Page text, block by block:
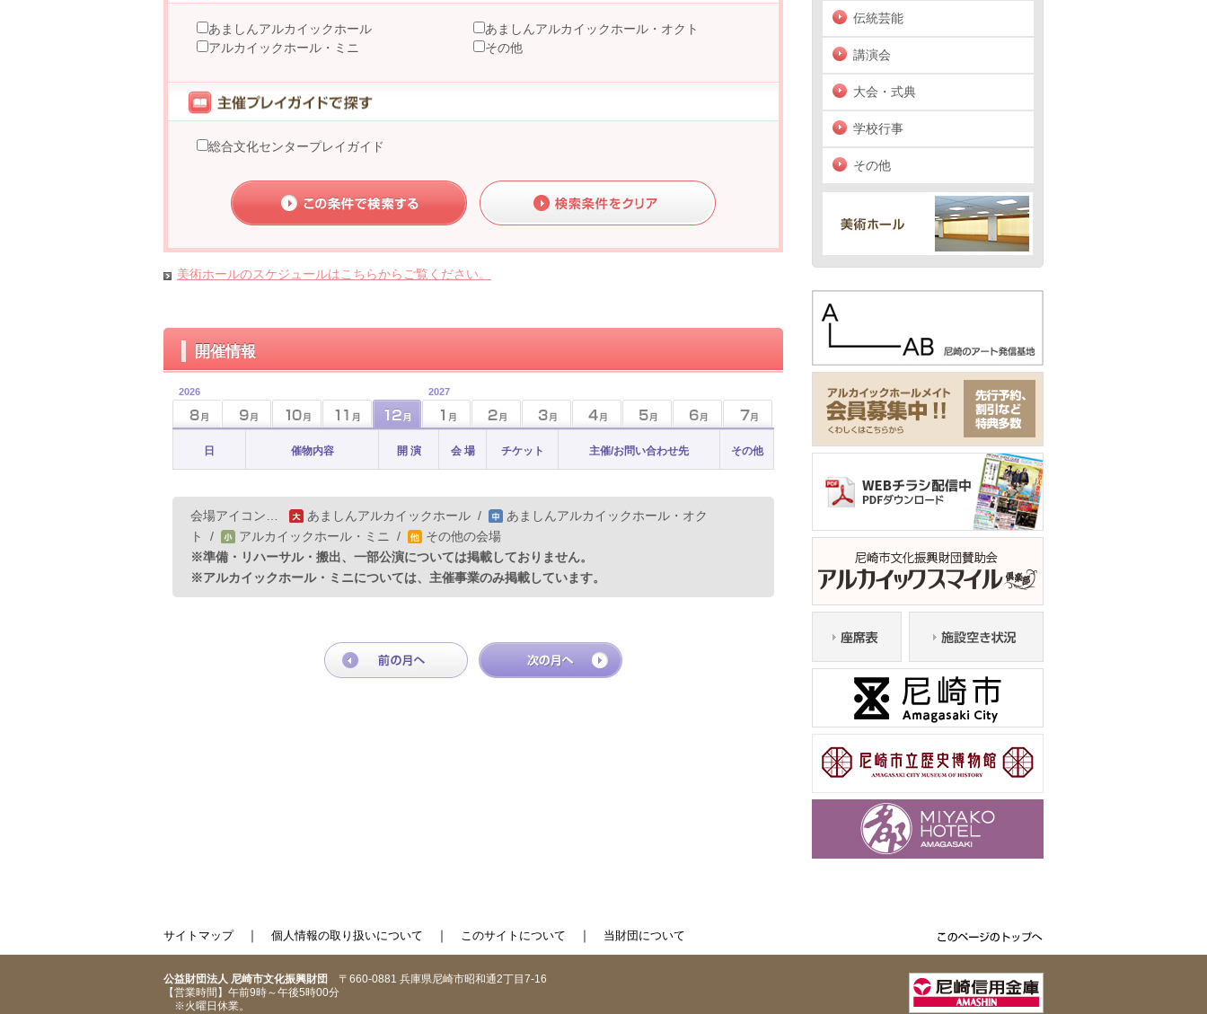
あましんアルカイックホール
あましんアルカイックホール・オクト
アルカイックホール・ミニ
その他
総合文化センタープレイガイド
美術ホールのスケジュールはこちらからご覧ください。
開催情報
2026 2027
日 催物内容 開 演 会 場 チケット 主催/お問い合わせ先 その他
会場アイコン… あましんアルカイックホール /
あましんアルカイックホール・オク
ト
/ アルカイックホール・ミニ /
その他の会場
※準備・リハーサル・搬出、一部公演については掲載しておりません。
※アルカイックホール・ミニについては、主催事業のみ掲載しています。
伝統芸能
講演会
大会・式典
学校行事
その他
サイトマップ｜ 個人情報の取り扱いについて ｜ このサイトについて ｜ 当財団について
公益財団法人 尼崎市文化振興財団 〒660-0881 兵庫県尼崎市昭和通2丁目7-16
【営業時間】午前9時～午後5時00分
※火曜日休業。